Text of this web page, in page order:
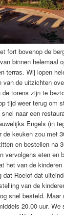
fort bovenop de
binnen helemaal
terras. Wij lopen
van de uitzichten
de torens zijn te
tijd weer terug om
naar een
Engels (in
de keuken zou met
en bestellen na
vervolgens eten en
het van de
dat Roelof dat
van de
snel besteld. Maar
20.00 uur. We